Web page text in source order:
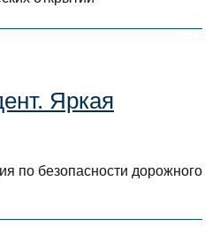
Яркая
по безопасности дорожного